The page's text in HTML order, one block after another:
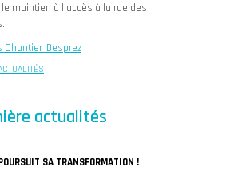
maintien à l’accès à la rue des
Chantier_Desprez
actualités
SA TRANSFORMATION !